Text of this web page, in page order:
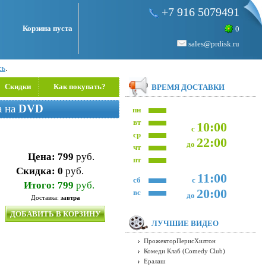
Корзина пуста
+7 916 5079491
0
sales@prdisk.ru
.
Скидки Как покупать?
на DVD
Цена: 799 руб.
Скидка: 0 руб.
Итого: 799 руб.
Доставка: завтра
ДОБАВИТЬ В КОРЗИНУ
ВРЕМЯ ДОСТАВКИ
пн
с 10:00
до 22:00
вт
ср
чт
пт
с 11:00
до 20:00
сб
вс
ЛУЧШИЕ ВИДЕО
ПрожекторПерисХилтон
Комеди Клаб (Comedy Club)
Ералаш